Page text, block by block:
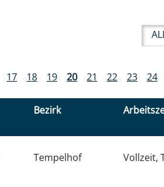
17 18 19 20 21 22 23 24
Bezirk
Tempelhof Vollzeit,